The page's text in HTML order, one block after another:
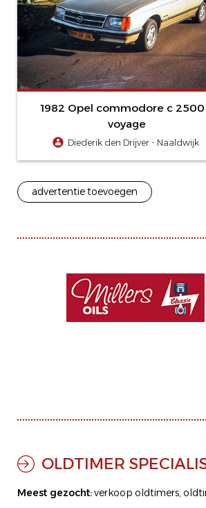
1982 Opel commodore c 2500
voyage
Diederik den Drijver - Naaldwijk
advertentie toevoegen
OLDTIMER
Meest gezocht:verkoop oldtimers,